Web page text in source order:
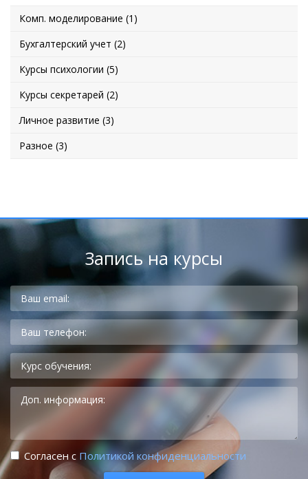
Комп. моделирование (1)
Бухгалтерский учет (2)
Курсы психологии (5)
Курсы секретарей (2)
Личное развитие (3)
Разное (3)
Запись на курсы
Cогласен с Политикой конфиденциальности